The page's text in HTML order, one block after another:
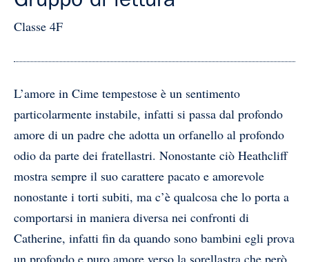
Classe 4F
L’amore in Cime tempestose è un sentimento
particolarmente instabile, infatti si passa dal profondo
amore di un padre che adotta un orfanello al profondo
odio da parte dei fratellastri. Nonostante ciò Heathcliff
mostra sempre il suo carattere pacato e amorevole
nonostante i torti subiti, ma c’è qualcosa che lo porta a
comportarsi in maniera diversa nei confronti di
Catherine, infatti fin da quando sono bambini egli prova